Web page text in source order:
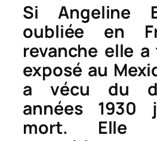
Si Angeline
oubliée en
revanche elle
exposé au
a vécu du
années 1930
mort. Elle